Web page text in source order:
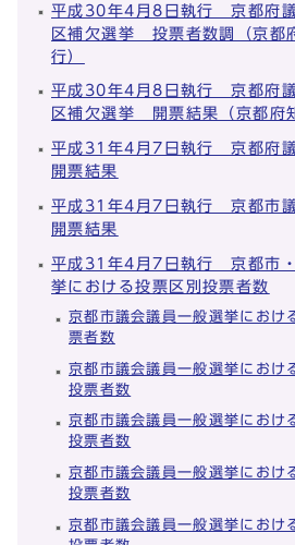
平成30年4月8日執行 京都府
区補欠選挙 投票者数調（京都
行）
平成30年4月8日執行 京都府
区補欠選挙 開票結果（京都府
平成31年4月7日執行 京都府
開票結果
平成31年4月7日執行 京都市
開票結果
平成31年4月7日執行 京都市
挙における投票区別投票者数
京都市議会議員一般選挙におけ
票者数
京都市議会議員一般選挙におけ
投票者数
京都市議会議員一般選挙におけ
投票者数
京都市議会議員一般選挙におけ
投票者数
京都市議会議員一般選挙におけ